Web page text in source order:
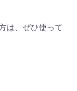
は、ぜひ使って